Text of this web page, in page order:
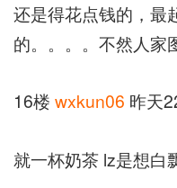
还是得花点钱的，最
的。。。。不然人家
16楼 wxkun06 昨天
就一杯奶茶 lz是想白